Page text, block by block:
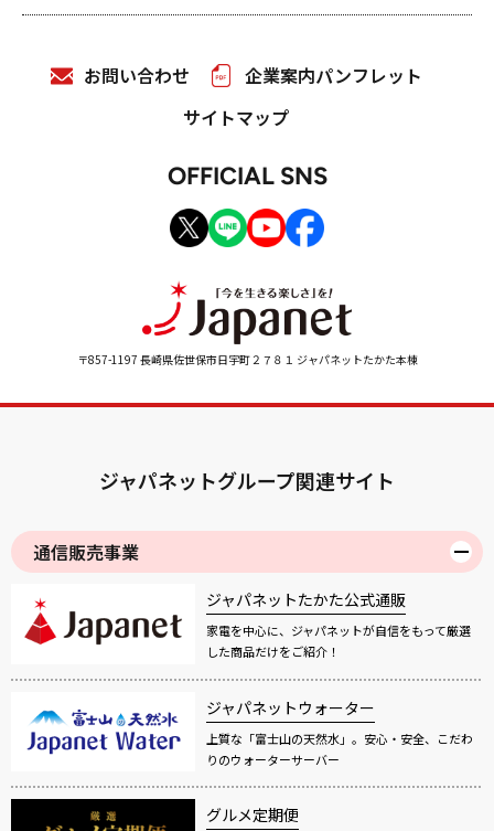
〒857-1197 長崎県佐世保市日宇町２７８１ ジャパネットたかた本棟
お問い合わせ
企業案内パンフレット
サイトマップ
OFFICIAL SNS
ジャパネットグループ関連サイト
通信販売事業
ジャパネットたかた公式通販
家電を中心に、ジャパネットが自信をもって厳選
した商品だけをご紹介！
ジャパネットウォーター
上質な「富士山の天然水」。安心・安全、こだわ
りのウォーターサーバー
グルメ定期便